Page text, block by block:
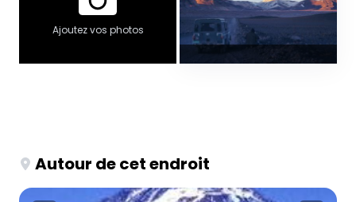
Ajoutez vos photos
Autour de cet endroit